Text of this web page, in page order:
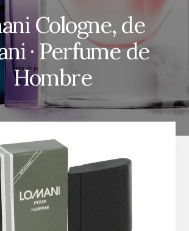
Cologne, de
· Perfume de
Hombre